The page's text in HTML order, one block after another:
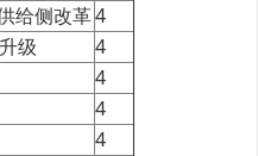
给侧改革4
级
4
4
4
4